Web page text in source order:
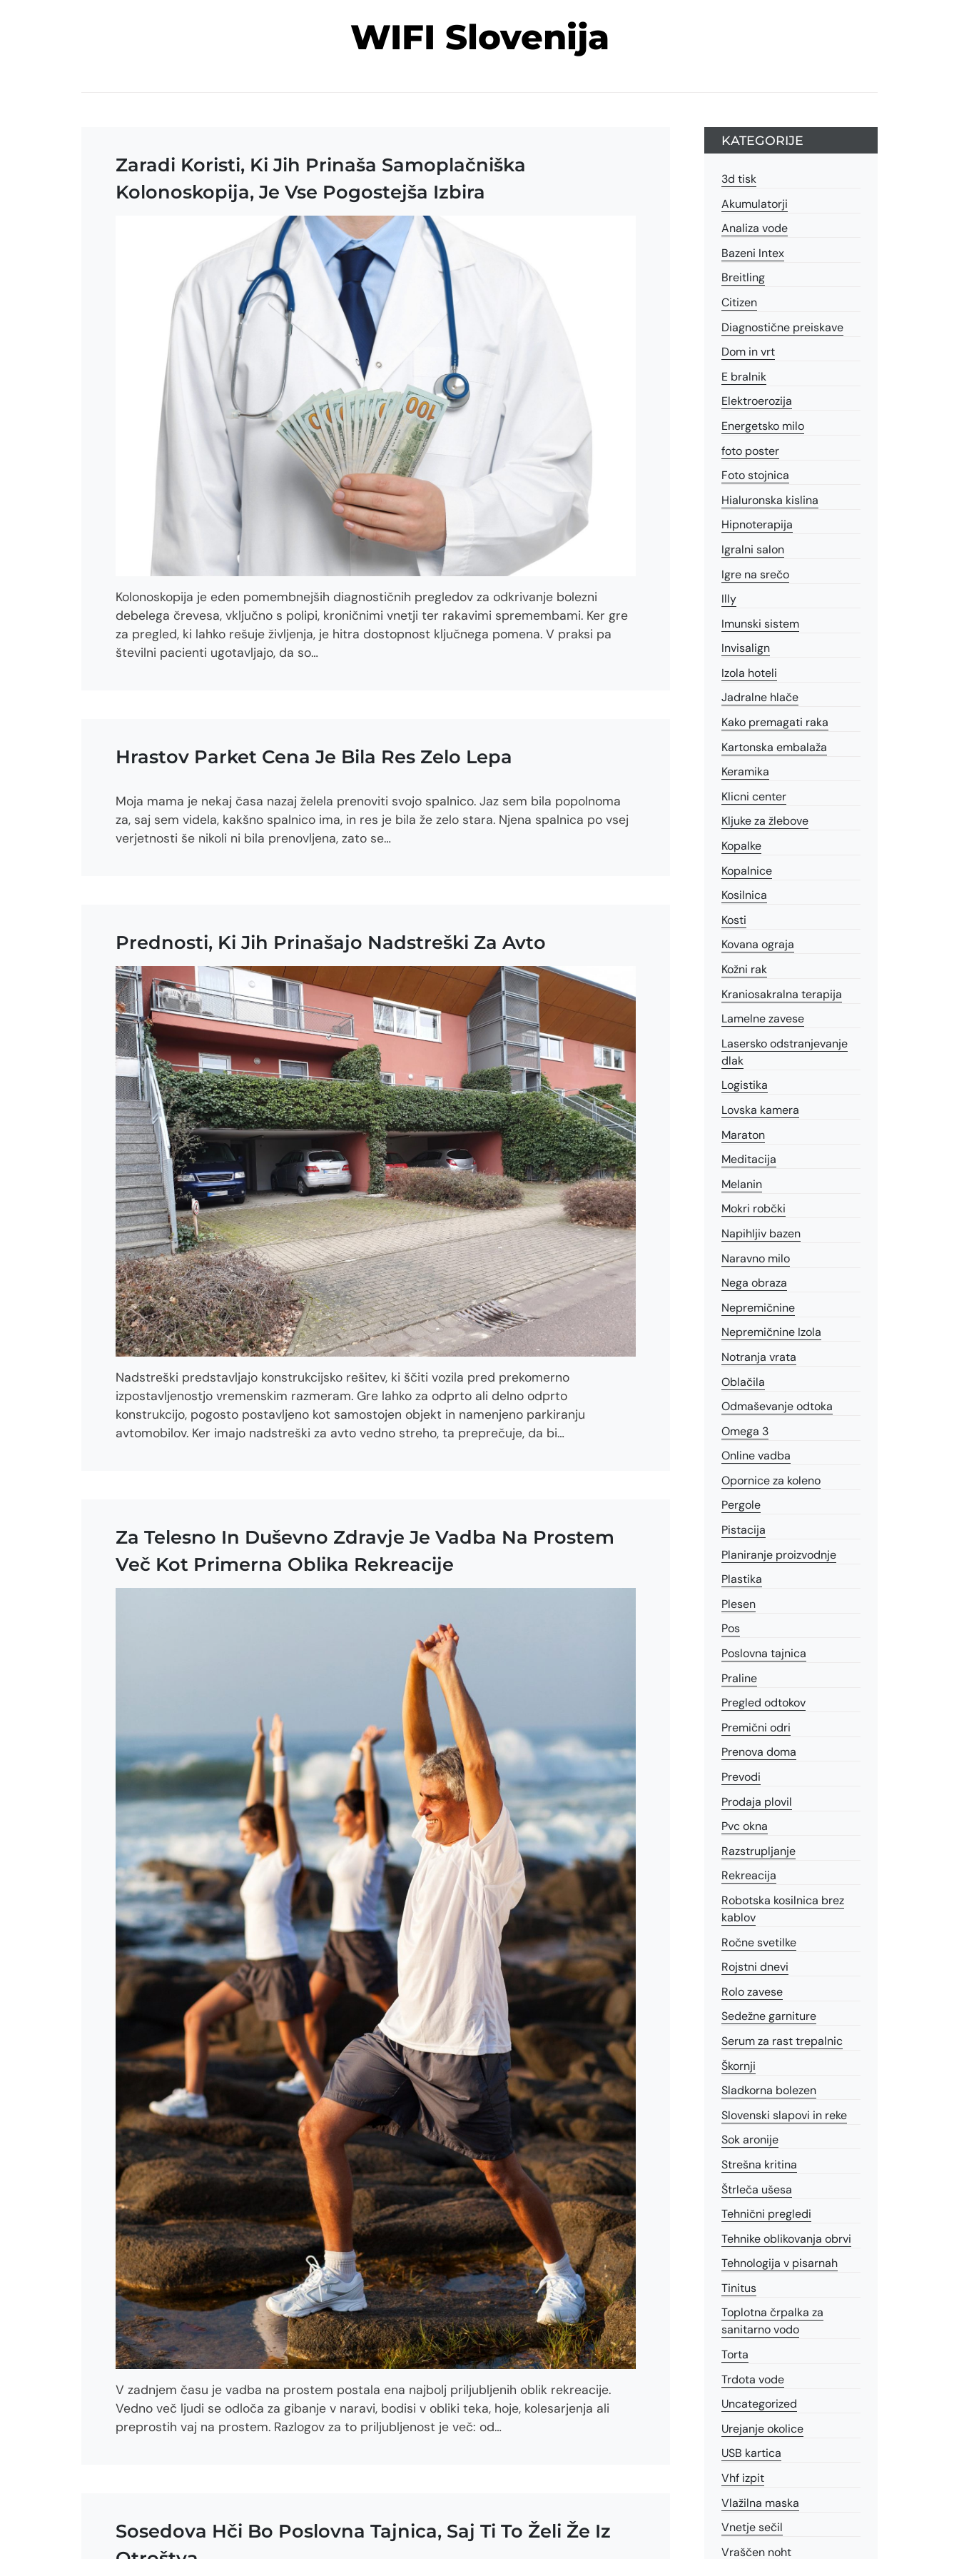
WIFI Slovenija
Zaradi Koristi, Ki Jih Prinaša Samoplačniška
Kolonoskopija, Je Vse Pogostejša Izbira
Kolonoskopija je eden pomembnejših diagnostičnih pregledov za odkrivanje bolezni
debelega črevesa, vključno s polipi, kroničnimi vnetji ter rakavimi spremembami. Ker gre
za pregled, ki lahko rešuje življenja, je hitra dostopnost ključnega pomena. V praksi pa
številni pacienti ugotavljajo, da so…
Hrastov Parket Cena Je Bila Res Zelo Lepa
Moja mama je nekaj časa nazaj želela prenoviti svojo spalnico. Jaz sem bila popolnoma
za, saj sem videla, kakšno spalnico ima, in res je bila že zelo stara. Njena spalnica po vsej
verjetnosti še nikoli ni bila prenovljena, zato se…
Prednosti, Ki Jih Prinašajo Nadstreški Za Avto
Nadstreški predstavljajo konstrukcijsko rešitev, ki ščiti vozila pred prekomerno
izpostavljenostjo vremenskim razmeram. Gre lahko za odprto ali delno odprto
konstrukcijo, pogosto postavljeno kot samostojen objekt in namenjeno parkiranju
avtomobilov. Ker imajo nadstreški za avto vedno streho, ta preprečuje, da bi…
Za Telesno In Duševno Zdravje Je Vadba Na Prostem
Več Kot Primerna Oblika Rekreacije
V zadnjem času je vadba na prostem postala ena najbolj priljubljenih oblik rekreacije.
Vedno več ljudi se odloča za gibanje v naravi, bodisi v obliki teka, hoje, kolesarjenja ali
preprostih vaj na prostem. Razlogov za to priljubljenost je več: od…
Sosedova Hči Bo Poslovna Tajnica, Saj Ti To Želi Že Iz
KATEGORIJE
3d tisk
Akumulatorji
Analiza vode
Bazeni Intex
Breitling
Citizen
Diagnostične preiskave
Dom in vrt
E bralnik
Elektroerozija
Energetsko milo
foto poster
Foto stojnica
Hialuronska kislina
Hipnoterapija
Igralni salon
Igre na srečo
Illy
Imunski sistem
Invisalign
Izola hoteli
Jadralne hlače
Kako premagati raka
Kartonska embalaža
Keramika
Klicni center
Kljuke za žlebove
Kopalke
Kopalnice
Kosilnica
Kosti
Kovana ograja
Kožni rak
Kraniosakralna terapija
Lamelne zavese
Lasersko odstranjevanje
dlak
Logistika
Lovska kamera
Maraton
Meditacija
Melanin
Mokri robčki
Napihljiv bazen
Naravno milo
Nega obraza
Nepremičnine
Nepremičnine Izola
Notranja vrata
Oblačila
Odmaševanje odtoka
Omega 3
Online vadba
Opornice za koleno
Pergole
Pistacija
Planiranje proizvodnje
Plastika
Plesen
Pos
Poslovna tajnica
Praline
Pregled odtokov
Premični odri
Prenova doma
Prevodi
Prodaja plovil
Pvc okna
Razstrupljanje
Rekreacija
Robotska kosilnica brez
kablov
Ročne svetilke
Rojstni dnevi
Rolo zavese
Sedežne garniture
Serum za rast trepalnic
Škornji
Sladkorna bolezen
Slovenski slapovi in reke
Sok aronije
Strešna kritina
Štrleča ušesa
Tehnični pregledi
Tehnike oblikovanja obrvi
Tehnologija v pisarnah
Tinitus
Toplotna črpalka za
sanitarno vodo
Torta
Trdota vode
Uncategorized
Urejanje okolice
USB kartica
Vhf izpit
Vlažilna maska
Vnetje sečil
Vraščen noht